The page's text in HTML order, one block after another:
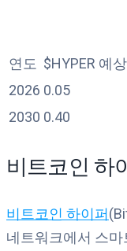
연도 $HYPER 예
2026 0.05
2030 0.40
비트코인 하
비트코인 하이퍼
네트워크에서 스마